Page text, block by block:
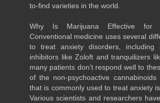
to-find varieties in the world.
Why Is Marijuana Effective for
Conventional medicine uses several
to treat anxiety disorders, including
inhibitors like Zoloft and tranquilizers
many patients don’t respond well to
of the non-psychoactive
that is commonly used to treat anxiety
Various scientists and researchers